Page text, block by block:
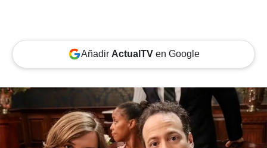
Añadir ActualTVen Google